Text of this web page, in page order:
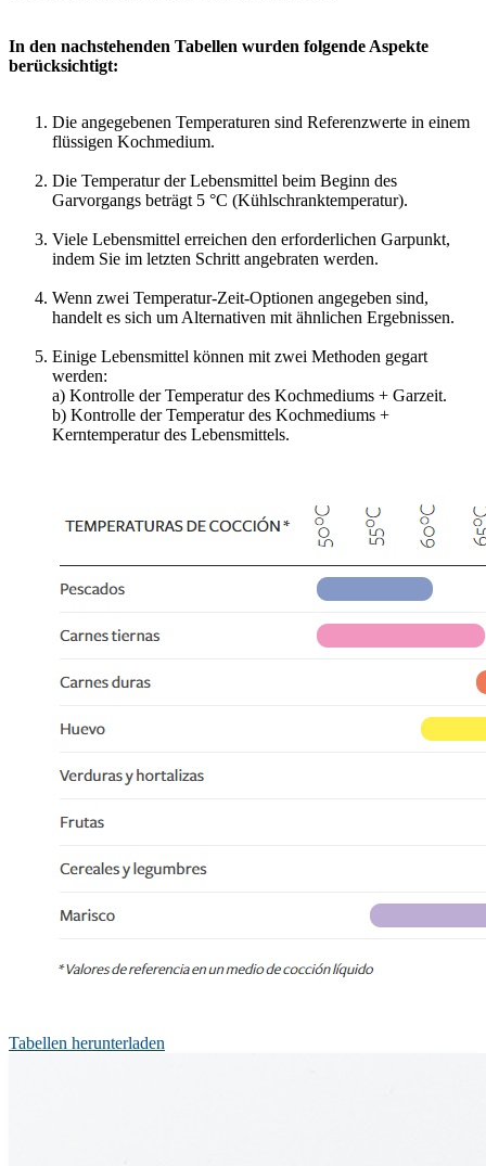
In den nachstehenden Tabellen wurden folgende Aspekte
berücksichtigt:
Die angegebenen Temperaturen sind Referenzwerte in einem
flüssigen Kochmedium.
Die Temperatur der Lebensmittel beim Beginn des
Garvorgangs beträgt 5 °C (Kühlschranktemperatur).
Viele Lebensmittel erreichen den erforderlichen Garpunkt,
indem Sie im letzten Schritt angebraten werden.
Wenn zwei Temperatur-Zeit-Optionen angegeben sind,
handelt es sich um Alternativen mit ähnlichen Ergebnissen.
Einige Lebensmittel können mit zwei Methoden gegart
werden:
a) Kontrolle der Temperatur des Kochmediums + Garzeit.
b) Kontrolle der Temperatur des Kochmediums +
Kerntemperatur des Lebensmittels.
Tabellen herunterladen